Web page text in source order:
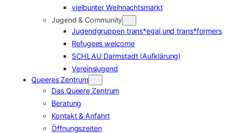
vielbunter Weihnachtsmarkt
Jugend & Community
Jugendgruppen trans*egal und trans*formers
Refugees welcome
SCHLAU Darmstadt (Aufklärung)
Vereinsjugend
Queeres Zentrum
Das Queere Zentrum
Beratung
Kontakt & Anfahrt
Öffnungszeiten